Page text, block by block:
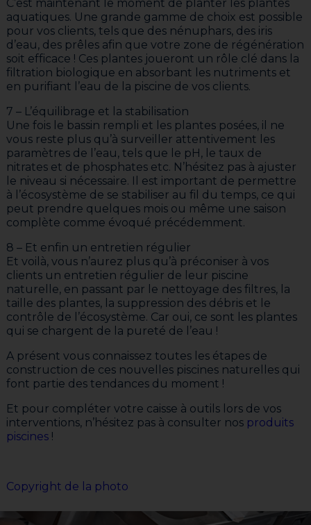
C’est maintenant le moment de planter les plantes
aquatiques. Une grande gamme de choix est possible
pour vos clients, tels que des nénuphars, des iris
d’eau, des prêles afin que votre zone de régénération
soit efficace ! Ces plantes joueront un rôle clé dans la
filtration biologique en absorbant les nutriments et
en purifiant l’eau de la piscine de vos clients.
7 – L’équilibrage et la stabilisation
Une fois le bassin rempli et les plantes posées, il ne
vous reste plus qu’à surveiller attentivement les
paramètres de l’eau, tels que le pH, le taux de
nitrates et de phosphates etc. N’hésitez pas à ajuster
le niveau si nécessaire. Il est important de permettre
à l’écosystème de se stabiliser au fil du temps, ce qui
peut prendre quelques mois ou même une saison
complète comme évoqué précédemment.
8 – Et enfin un entretien régulier
Et voilà, vous n’aurez plus qu’à préconiser à vos
clients un entretien régulier de leur piscine
naturelle, en passant par le nettoyage des filtres, la
taille des plantes, la suppression des débris et le
contrôle de l’écosystème. Car oui, ce sont les plantes
qui se chargent de la pureté de l’eau !
A présent vous connaissez toutes les étapes de
construction de ces nouvelles piscines naturelles qui
font partie des tendances du moment !
Et pour compléter votre caisse à outils lors de vos
interventions, n’hésitez pas à consulter nos produits
piscines!
Copyright de la photo